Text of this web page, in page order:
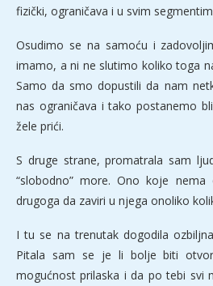
fizički, ograničava i u svim
Osudimo se na samoću i
imamo, a ni ne slutimo koliko toga
Samo da smo dopustili da nam
nas ograničava i tako postanemo
žele prići.
S druge strane, promatrala sam
“slobodno” more. Ono koje
drugoga da zaviri u njega onoliko
I tu se na trenutak dogodila
Pitala sam se je li bolje biti
mogućnost prilaska i da po tebi svi